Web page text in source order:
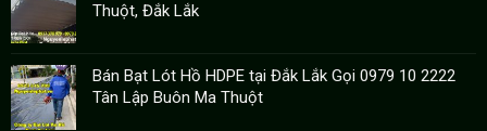
Thuột, Đắk Lắk
Bán Bạt Lót Hồ HDPE tại Đắk Lắk Gọi 0979 10 2222
Tân Lập Buôn Ma Thuột